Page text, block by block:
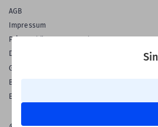
AGB
Impressum
Privatsphäre & Datenschutz
Datenschutz-Einstellungen
Gewährleistung
Barrierefreiheitserklärung
English Language